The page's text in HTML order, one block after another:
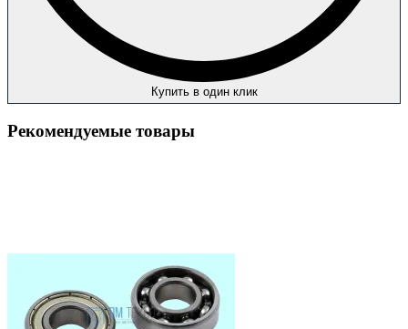
Купить в один клик
Рекомендуемые товары